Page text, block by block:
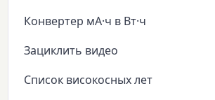
Конвертер мА·ч в Вт·ч
Зациклить видео
Список високосных лет